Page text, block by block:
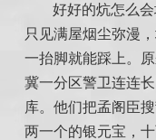
好好的炕怎么
只见满屋烟尘弥漫
一抬脚就能踩上。
冀一分区警卫连连
库。他们把孟阁臣
两一个的银元宝，